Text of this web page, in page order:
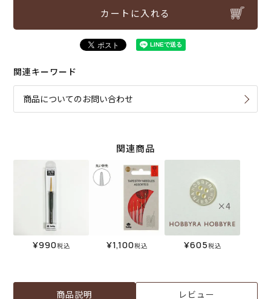
カートに入れる
関連キーワード
商品についてのお問い合わせ
関連商品
¥990税込 ¥1,100税込 ¥605税込
商品説明 レビュー